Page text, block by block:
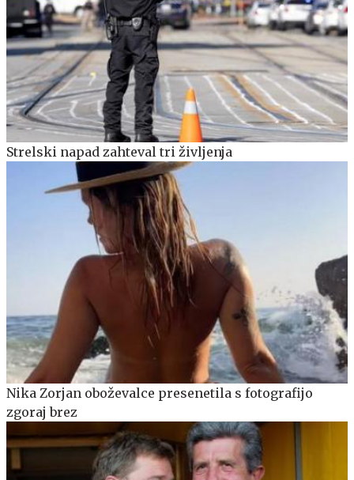
Strelski napad zahteval tri življenja
Nika Zorjan oboževalce presenetila s fotografijo
zgoraj brez